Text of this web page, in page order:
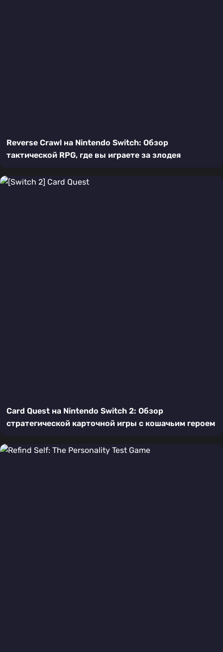
Reverse Crawl на Nintendo Switch: Обзор
тактической RPG, где вы играете за злодея
Card Quest на Nintendo Switch 2: Обзор
стратегической карточной игры с кошачьим героем